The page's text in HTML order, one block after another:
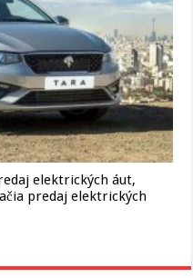
elektrických áut,
predaj elektrických